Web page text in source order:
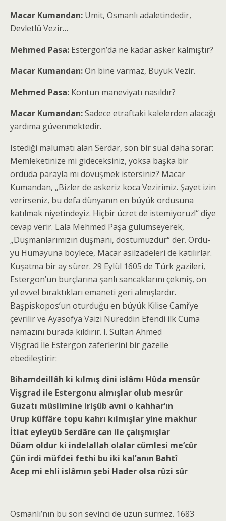
Macar Kumandan: Ümit, Osmanlı adaletindedir,
Devletlû Vezir…
Mehmed Pasa: Estergon’da ne kadar asker kalmıştır?
Macar Kumandan:On bine varmaz, Büyük Vezir.
Mehmed Pasa: Kontun maneviyatı nasıldır?
Macar Kumandan:Sadece etraftaki kalelerden alacağı
yardıma güvenmektedir.
Istediği malumatı alan Serdar, son bir sual daha sorar:
Memleketinize mi gideceksiniz, yoksa başka bir
orduda parayla mı dövüşmek istersiniz? Macar
Kumandan, „Bizler de askeriz koca Vezirimiz. Şayet izin
verirseniz, bu defa dünyanın en büyük ordusuna
katılmak niyetindeyiz. Hiçbir ücret de istemiyoruz!“ diye
cevap verir. Lala Mehmed Paşa gülümseyerek,
„Düşmanlarımızın düşmanı, dostumuzdur“ der. Ordu-
yu Hümayuna böylece, Macar asilzadeleri de katılırlar.
Kuşatma bir ay sürer. 29 Eylül 1605 de Türk gazileri,
Estergon’un burçlarına şanlı sancaklarını çekmiş, on
yıl evvel bıraktıkları emaneti geri almışlardır.
Başpiskopos’un oturduğu en büyük Kilise Cami’ye
çevrilir ve Ayasofya Vaizi Nureddin Efendi ilk Cuma
namazını burada kıldırır. I. Sultan Ahmed
Vişgrad İle Estergon zaferlerini bir gazelle
ebedileştirir:
Bihamdeillâh ki kılmış dini islâmı Hûda mensûr
Vişgrad ile Estergonu almışlar olub mesrûr
Guzatı müslimine irişüb avni o kahhar’ın
Urup küffâre topu kahrı kılmışlar yine makhur
İtiat eyleyüb Serdâre can ile çalışmışlar
Düam oldur ki indelallah olalar cümlesi me’cûr
Çün irdi müfdei fethi bu iki kal’anın Bahtî
Acep mi ehli islâmın şebi Hader olsa rûzi sûr
Osmanlı’nın bu son sevinci de uzun sürmez. 1683